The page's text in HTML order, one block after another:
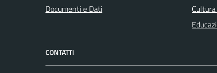
Documenti e Dati
CONTATTI